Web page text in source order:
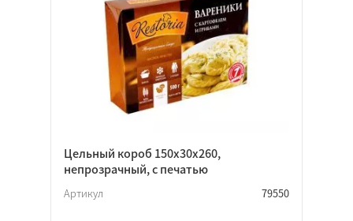
Прямоугольная
Откидная
Крышка-дно
Цельный короб 150х30х260,
непрозрачный, с печатью
Артикул 79550